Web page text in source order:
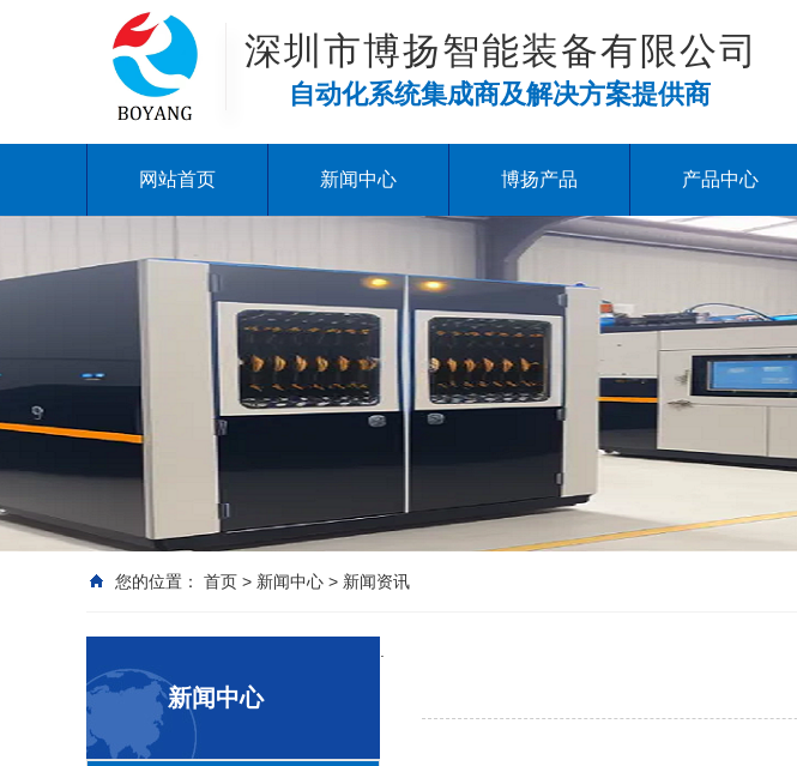
深圳市博扬智能装备有限公司
自动化系统集成商及解决方案提供商
网站首页 新闻中心 博扬产品 产品中心
您的位置： 首页 > 新闻中心 > 新闻资讯
新闻中心